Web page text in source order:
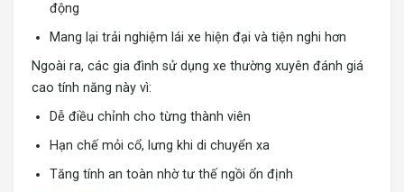
động
Mang lại trải nghiệm lái xe hiện đại và tiện nghi hơn
Ngoài ra, các gia đình sử dụng xe thường xuyên đánh giá
cao tính năng này vì:
Dễ điều chỉnh cho từng thành viên
Hạn chế mỏi cổ, lưng khi di chuyển xa
Tăng tính an toàn nhờ tư thế ngồi ổn định